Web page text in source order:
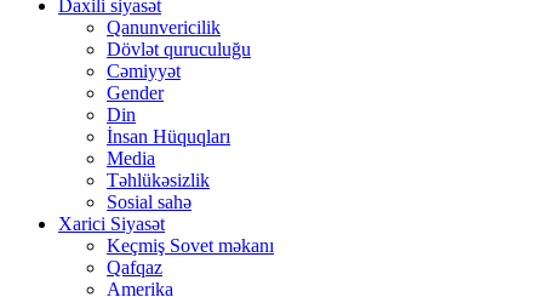
Daxili siyasət
Qanunvericilik
Dövlət quruculuğu
Cəmiyyət
Gender
Din
İnsan Hüquqları
Media
Təhlükəsizlik
Sosial sahə
Xarici Siyasət
Keçmiş Sovet məkanı
Qafqaz
Amerika